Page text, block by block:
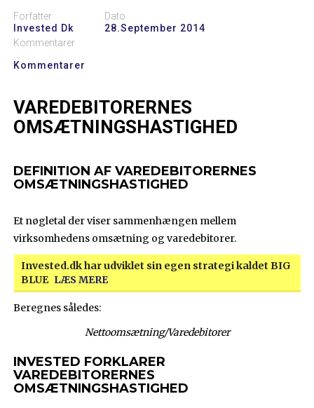
Forfatter
Invested Dk
Dato
28.september 2014
Kommentarer
Kommentarer
VAREDEBITORERNES
OMSÆTNINGSHASTIGHED
DEFINITION AF VAREDEBITORERNES
OMSÆTNINGSHASTIGHED
Et nøgletal der viser sammenhængen mellem
virksomhedens omsætning og varedebitorer.
Invested.dk har udviklet sin egen strategi kaldet BIG
BLUE LÆS MERE
Beregnes således:
Nettoomsætning/Varedebitorer
INVESTED FORKLARER
VAREDEBITORERNES
OMSÆTNINGSHASTIGHED